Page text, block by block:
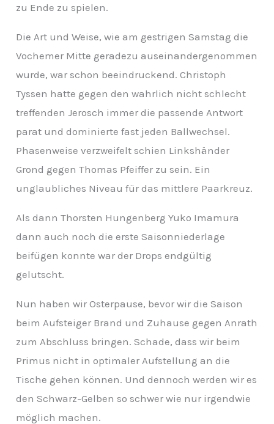
zu Ende zu spielen.
Die Art und Weise, wie am gestrigen Samstag die
Vochemer Mitte geradezu auseinandergenommen
wurde, war schon beeindruckend. Christoph
Tyssen hatte gegen den wahrlich nicht schlecht
treffenden Jerosch immer die passende Antwort
parat und dominierte fast jeden Ballwechsel.
Phasenweise verzweifelt schien Linkshänder
Grond gegen Thomas Pfeiffer zu sein. Ein
unglaubliches Niveau für das mittlere Paarkreuz.
Als dann Thorsten Hungenberg Yuko Imamura
dann auch noch die erste Saisonniederlage
beifügen konnte war der Drops endgültig
gelutscht.
Nun haben wir Osterpause, bevor wir die Saison
beim Aufsteiger Brand und Zuhause gegen Anrath
zum Abschluss bringen. Schade, dass wir beim
Primus nicht in optimaler Aufstellung an die
Tische gehen können. Und dennoch werden wir es
den Schwarz-Gelben so schwer wie nur irgendwie
möglich machen.